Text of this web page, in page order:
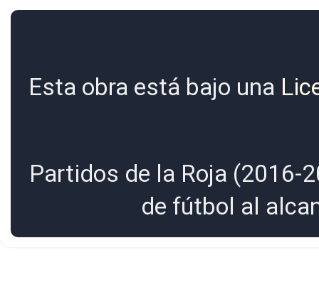
Esta obra está bajo una
Partidos de la Roja (2016-
de fútbol al